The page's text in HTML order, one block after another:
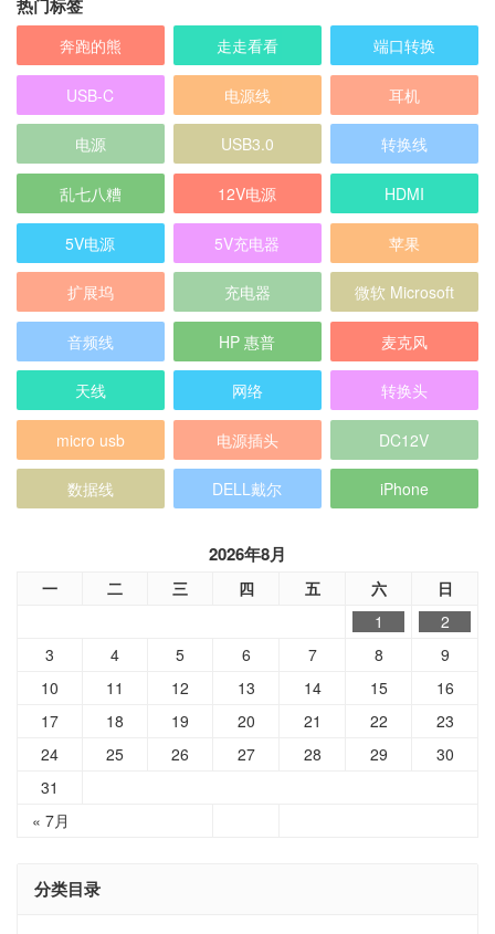
热门标签
奔跑的熊 走走看看 端口转换
USB-C 电源线 耳机
电源 USB3.0 转换线
乱七八糟 12V电源 HDMI
5V电源 5V充电器 苹果
扩展坞 充电器 微软 Microsoft
音频线 HP 惠普 麦克风
天线 网络 转换头
micro usb 电源插头 DC12V
数据线 DELL戴尔 iPhone
2026年8月
一 二 三 四 五 六 日
« 7月
1
2
3
4 5 6 7 8
9
10
11 12 13 14 15
16
17
18 19 20 21 22
23
24
25 26 27 28 29
30
31
分类目录